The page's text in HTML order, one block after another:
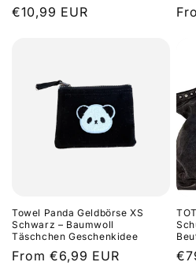
Regular
€10,99 EUR
Towel Panda Geldbörse XS
Schwarz – Baumwoll
Täschchen Geschenkidee
Regular
From €6,99 EUR